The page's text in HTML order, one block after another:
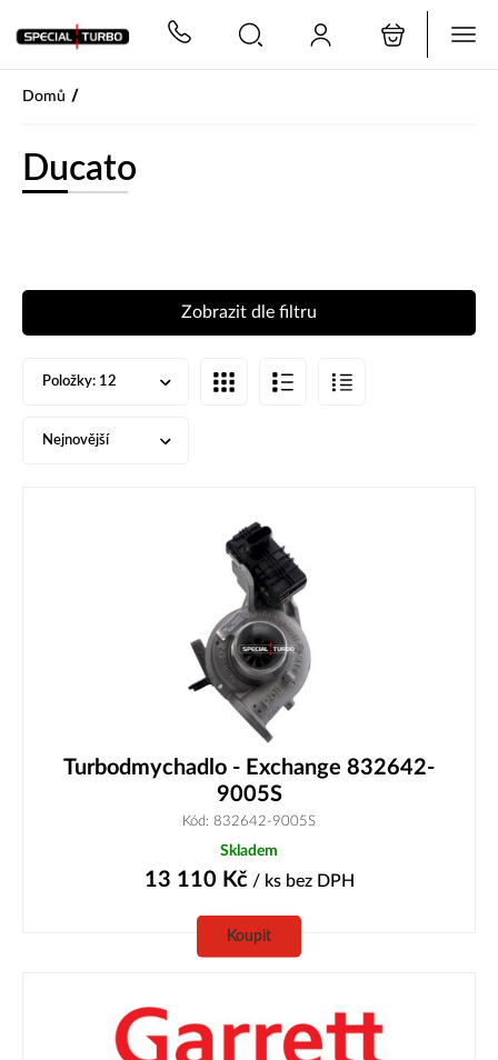
Domů /
Ducato
Zobrazit dle filtru
Položky: 12
Nejnovější
Turbodmychadlo - Exchange 832642-
9005S
Kód: 832642-9005S
Skladem
13 110 Kč/ ks bez DPH
Koupit